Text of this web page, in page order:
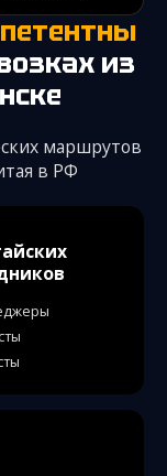
из
маршрутов
в РФ